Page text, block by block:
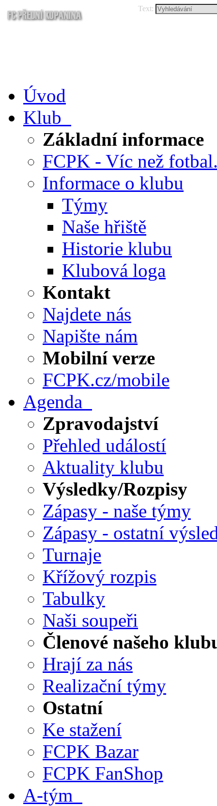
Text:
Úvod
Klub
Základní informace
FCPK - Víc než
Informace o klubu
Týmy
Naše hřiště
Historie klubu
Klubová loga
Kontakt
Najdete nás
Napište nám
Mobilní verze
FCPK.cz/mobile
Agenda
Zpravodajství
Přehled událostí
Aktuality klubu
Výsledky/Rozpisy
Zápasy - naše týmy
Zápasy - ostatní
Turnaje
Křížový rozpis
Tabulky
Naši soupeři
Členové našeho
Hrají za nás
Realizační týmy
Ostatní
Ke stažení
FCPK Bazar
FCPK FanShop
A-tým